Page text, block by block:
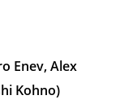
Enev, Alex
Kohno)